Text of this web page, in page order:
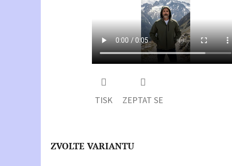
TISK ZEPTAT SE
ZVOLTE VARIANTU